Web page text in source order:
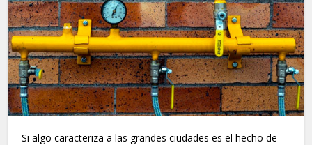
Si algo caracteriza a las grandes ciudades es el hecho de